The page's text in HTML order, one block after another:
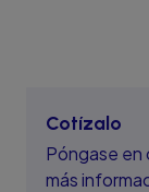
Cotízalo
Póngase
más